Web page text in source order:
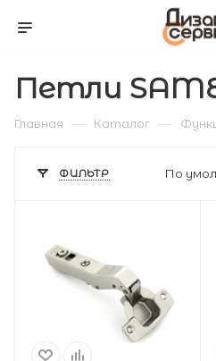
Петли
Главная — Каталог —
ФИЛЬТР По